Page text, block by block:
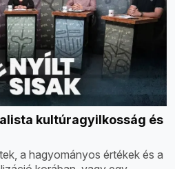
kultúragyilkosság és
a hagyományos értékek és a